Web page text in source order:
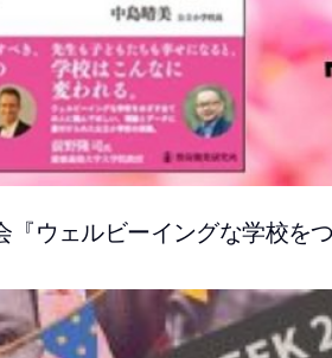
ウェルビーイングな学校を